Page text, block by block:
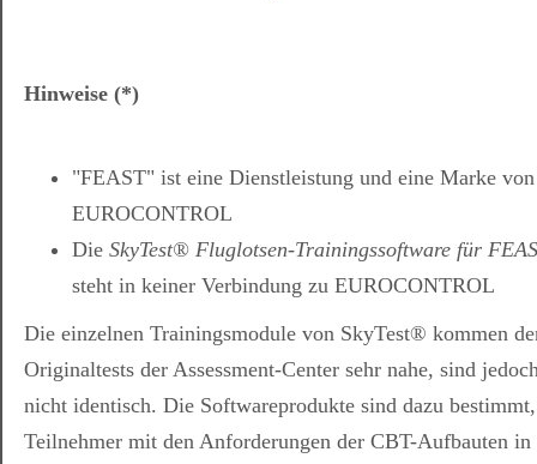
Hinweise (*)
"FEAST" ist eine Dienstleistung und eine Marke von
EUROCONTROL
Die SkyTest® Fluglotsen-Trainingssoftware für
steht in keiner Verbindung zu EUROCONTROL
Die einzelnen Trainingsmodule von SkyTest® kommen
Originaltests der Assessment-Center sehr nahe, sind
nicht identisch. Die Softwareprodukte sind dazu bestimmt,
Teilnehmer mit den Anforderungen der CBT-Aufbauten in